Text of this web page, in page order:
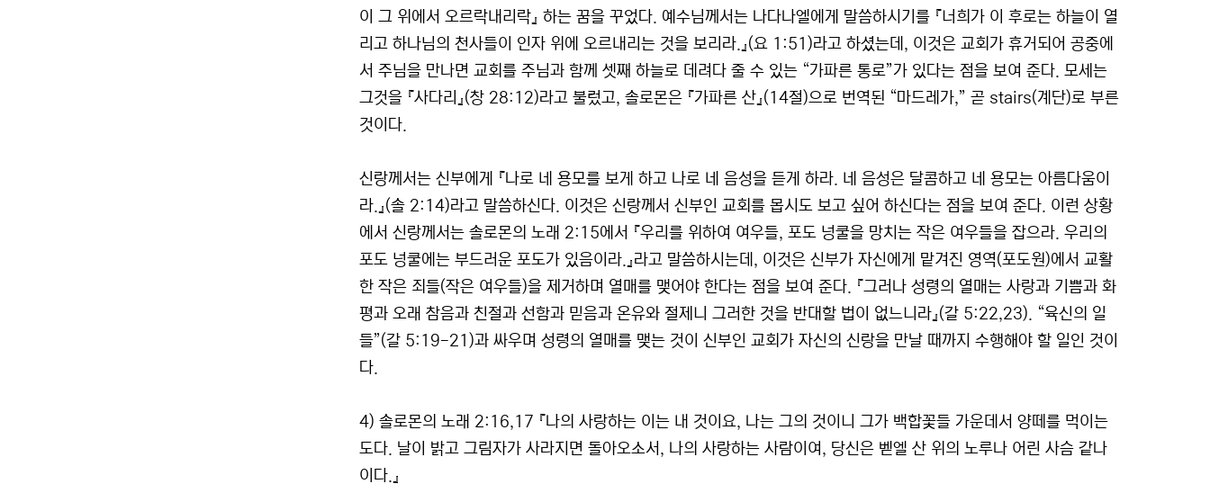
이 그 위에서 오르락내리락』 하는 꿈을 꾸었다. 예수님께서는 나다나엘에게 말씀하시기를 『너희가 이 후로는 하늘이 열
리고 하나님의 천사들이 인자 위에 오르내리는 것을 보리라.』(요 1:51)라고 하셨는데, 이것은 교회가 휴거되어 공중에
서 주님을 만나면 교회를 주님과 함께 셋째 하늘로 데려다 줄 수 있는 “가파른 통로”가 있다는 점을 보여 준다. 모세는
그것을 『사다리』(창 28:12)라고 불렀고, 솔로몬은 『가파른 산』(14절)으로 번역된 “마드레가,” 곧 stairs(계단)로 부른
것이다.
신랑께서는 신부에게 『나로 네 용모를 보게 하고 나로 네 음성을 듣게 하라. 네 음성은 달콤하고 네 용모는 아름다움이
라.』(솔 2:14)라고 말씀하신다. 이것은 신랑께서 신부인 교회를 몹시도 보고 싶어 하신다는 점을 보여 준다. 이런 상황
에서 신랑께서는 솔로몬의 노래 2:15에서 『우리를 위하여 여우들, 포도 넝쿨을 망치는 작은 여우들을 잡으라. 우리의
포도 넝쿨에는 부드러운 포도가 있음이라.』라고 말씀하시는데, 이것은 신부가 자신에게 맡겨진 영역(포도원)에서 교활
한 작은 죄들(작은 여우들)을 제거하며 열매를 맺어야 한다는 점을 보여 준다. 『그러나 성령의 열매는 사랑과 기쁨과 화
평과 오래 참음과 친절과 선함과 믿음과 온유와 절제니 그러한 것을 반대할 법이 없느니라』(갈 5:22,23). “육신의 일
들”(갈 5:19-21)과 싸우며 성령의 열매를 맺는 것이 신부인 교회가 자신의 신랑을 만날 때까지 수행해야 할 일인 것이
다.
4) 솔로몬의 노래 2:16,17 『나의 사랑하는 이는 내 것이요, 나는 그의 것이니 그가 백합꽃들 가운데서 양떼를 먹이는
도다. 날이 밝고 그림자가 사라지면 돌아오소서, 나의 사랑하는 사람이여, 당신은 벧엘 산 위의 노루나 어린 사슴 같나
이다.』